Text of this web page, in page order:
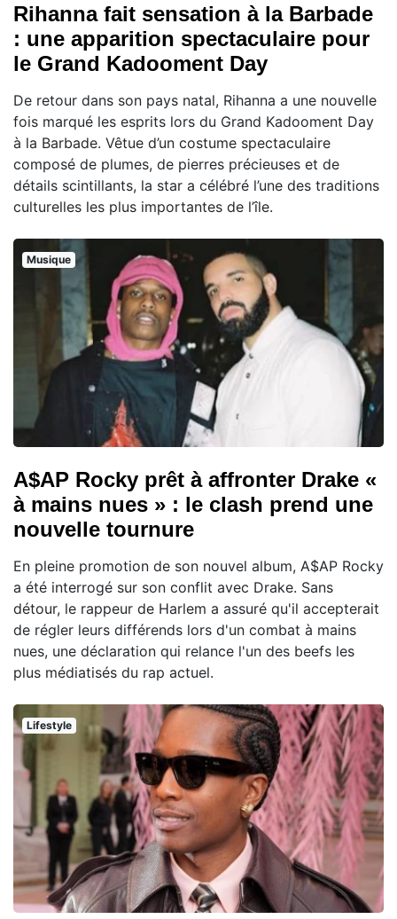
Rihanna fait sensation à la Barbade
: une apparition spectaculaire pour
le Grand Kadooment Day
De retour dans son pays natal, Rihanna a une nouvelle
fois marqué les esprits lors du Grand Kadooment Day
à la Barbade. Vêtue d’un costume spectaculaire
composé de plumes, de pierres précieuses et de
détails scintillants, la star a célébré l’une des traditions
culturelles les plus importantes de l’île.
Musique
A$AP Rocky prêt à affronter Drake «
à mains nues » : le clash prend une
nouvelle tournure
En pleine promotion de son nouvel album, A$AP Rocky
a été interrogé sur son conflit avec Drake. Sans
détour, le rappeur de Harlem a assuré qu'il accepterait
de régler leurs différends lors d'un combat à mains
nues, une déclaration qui relance l'un des beefs les
plus médiatisés du rap actuel.
Lifestyle